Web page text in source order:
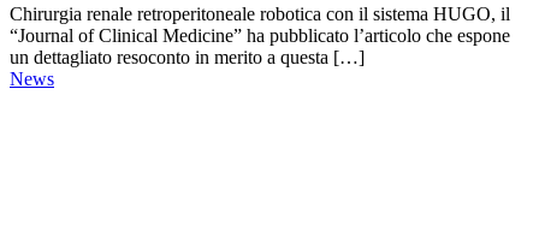
Chirurgia renale retroperitoneale robotica con il sistema HUGO, il
“Journal of Clinical Medicine” ha pubblicato l’articolo che espone
un dettagliato resoconto in merito a questa […]
News